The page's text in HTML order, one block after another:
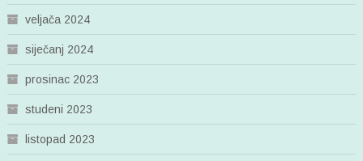
veljača 2024
siječanj 2024
prosinac 2023
studeni 2023
listopad 2023